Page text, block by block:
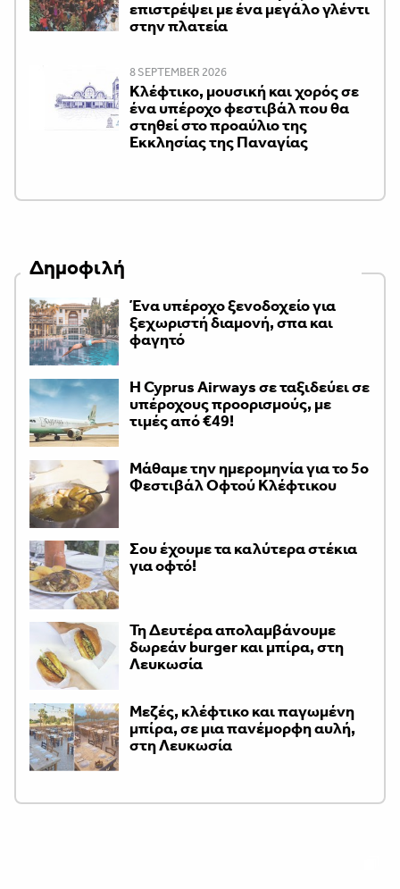
επιστρέψει με ένα μεγάλο γλέντι
στην πλατεία
8 SEPTEMBER 2026
Κλέφτικο, μουσική και χορός σε
ένα υπέροχο φεστιβάλ που θα
στηθεί στο προαύλιο της
Εκκλησίας της Παναγίας
Δημοφιλή
Ένα υπέροχο ξενοδοχείο για
ξεχωριστή διαμονή, σπα και
φαγητό
H Cyprus Airways σε ταξιδεύει σε
υπέροχους προορισμούς, με
τιμές από €49!
Μάθαμε την ημερομηνία για το 5ο
Φεστιβάλ Οφτού Κλέφτικου
Σου έχουμε τα καλύτερα στέκια
για οφτό!
Τη Δευτέρα απολαμβάνουμε
δωρεάν burger και μπίρα, στη
Λευκωσία
Μεζές, κλέφτικο και παγωμένη
μπίρα, σε μια πανέμορφη αυλή,
στη Λευκωσία